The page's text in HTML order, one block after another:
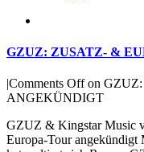
GZUZ: ZUSATZ- &
|Comments Offon GZUZ:
ANGEKÜNDIGT
GZUZ & Kingstar Music
Europa-Tour angekündigt